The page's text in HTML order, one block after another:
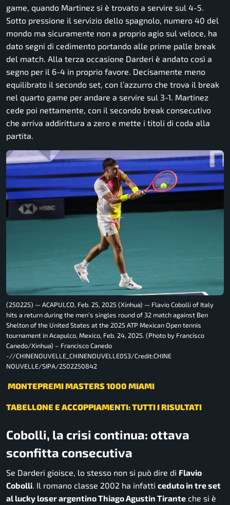
game, quando Martinez si è trovato a servire sul 4-5.
Sotto pressione il servizio dello spagnolo, numero 40 del
mondo ma sicuramente non a proprio agio sul veloce, ha
dato segni di cedimento portando alle prime palle break
del match. Alla terza occasione Darderi è andato così a
segno per il 6-4 in proprio favore. Decisamente meno
equilibrato il secondo set, con l’azzurro che trova il break
nel quarto game per andare a servire sul 3-1. Martinez
cede poi nettamente, con il secondo break consecutivo
che arriva addirittura a zero e mette i titoli di coda alla
partita.
(250225) — ACAPULCO, Feb. 25, 2025 (Xinhua) — Flavio Cobolli of Italy
hits a return during the men’s singles round of 32 match against Ben
Shelton of the United States at the 2025 ATP Mexican Open tennis
tournament in Acapulco, Mexico, Feb. 24, 2025. (Photo by Francisco
Canedo/Xinhua) – Francisco Canedo
-//CHINENOUVELLE_CHINENOUVELLE053/Credit:CHINE
NOUVELLE/SIPA/2502250842
MONTEPREMI MASTERS 1000 MIAMI
TABELLONE E ACCOPPIAMENTI: TUTTI I RISULTATI
Cobolli, la crisi continua: ottava
sconfitta consecutiva
Se Darderi gioisce, lo stesso non si può dire di Flavio
Cobolli. Il romano classe 2002 ha infatti ceduto in tre set
al lucky loser argentino Thiago Agustin Tirante che si è